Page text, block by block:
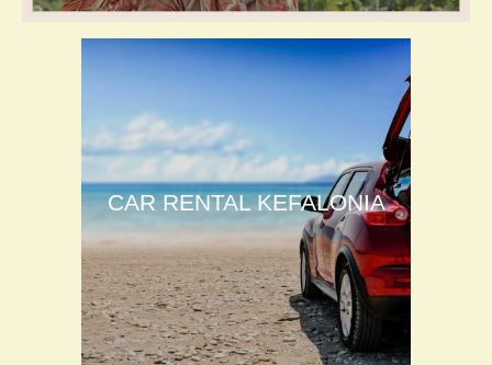
CAR RENTAL KEFALONIA